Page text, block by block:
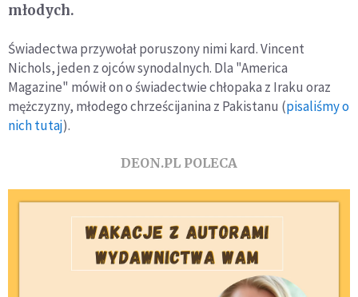
młodych.
Świadectwa przywołał poruszony nimi kard. Vincent
Nichols, jeden z ojców synodalnych. Dla "America
Magazine" mówił on o świadectwie chłopaka z Iraku oraz
mężczyzny, młodego chrześcijanina z Pakistanu (pisaliśmy o
nich tutaj).
DEON.PL POLECA